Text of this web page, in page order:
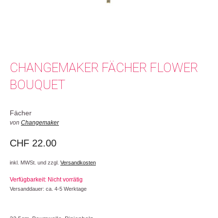
CHANGEMAKER FÄCHER FLOWER
BOUQUET
Fächer
von Changemaker
CHF 22.00
inkl. MWSt. und zzgl. Versandkosten
Verfügbarkeit: Nicht vorrätig
Versanddauer: ca. 4-5 Werktage